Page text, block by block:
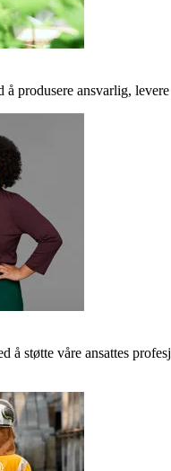
produsere ansvarlig,
støtte våre ansattes